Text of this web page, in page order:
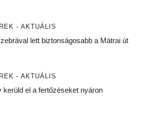
- AKTUÁLIS
lett biztonságosabb a Mátrai út
- AKTUÁLIS
kerüld el a fertőzéseket nyáron